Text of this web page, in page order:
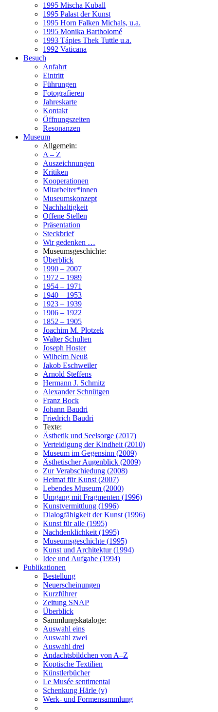
1995 Mischa Kuball
1995 Palast der Kunst
1995 Horn Falken Michals, u.a.
1995 Monika Bartholomé
1993 Tápies Thek Tuttle u.a.
1992 Vaticana
Besuch
Anfahrt
Eintritt
Führungen
Fotografieren
Jahreskarte
Kontakt
Öffnungszeiten
Resonanzen
Museum
Allgemein:
A – Z
Auszeichnungen
Kritiken
Kooperationen
Mitarbeiter*innen
Museumskonzept
Nachhaltigkeit
Offene Stellen
Präsentation
Steckbrief
Wir gedenken …
Museumsgeschichte:
Überblick
1990 – 2007
1972 – 1989
1954 – 1971
1940 – 1953
1923 – 1939
1906 – 1922
1852 – 1905
Joachim M. Plotzek
Walter Schulten
Joseph Hoster
Wilhelm Neuß
Jakob Eschweiler
Arnold Steffens
Hermann J. Schmitz
Alexander Schnütgen
Franz Bock
Johann Baudri
Friedrich Baudri
Texte:
Ästhetik und Seelsorge (2017)
Verteidigung der Kindheit (2010)
Museum im Gegensinn (2009)
Ästhetischer Augenblick (2009)
Zur Verabschiedung (2008)
Heimat für Kunst (2007)
Lebendes Museum (2000)
Umgang mit Fragmenten (1996)
Kunstvermittlung (1996)
Dialogfähigkeit der Kunst (1996)
Kunst für alle (1995)
Nachdenklichkeit (1995)
Museumsgeschichte (1995)
Kunst und Architektur (1994)
Idee und Aufgabe (1994)
Publikationen
Bestellung
Neuerscheinungen
Kurzführer
Zeitung SNAP
Überblick
Sammlungskataloge:
Auswahl eins
Auswahl zwei
Auswahl drei
Andachtsbildchen von A–Z
Koptische Textilien
Künstlerbücher
Le Musée sentimental
Schenkung Härle (v)
Werk- und Formensammlung